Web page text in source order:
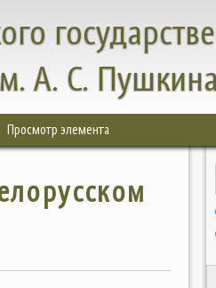
А. С. Пушкина
Просмотр элемента